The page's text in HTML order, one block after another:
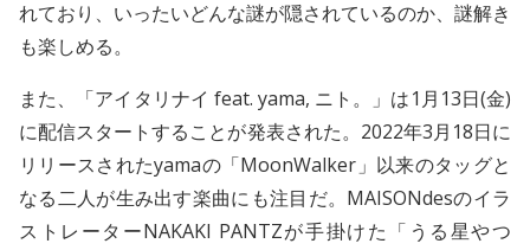
れており、いったいどんな謎が隠されているのか、謎解き
も楽しめる。
また、「アイタリナイ feat. yama, ニト。」は1月13日(金)
に配信スタートすることが発表された。2022年3月18日に
リリースされたyamaの「MoonWalker」以来のタッグと
なる二人が生み出す楽曲にも注目だ。MAISONdesのイラ
ストレーターNAKAKI PANTZが手掛けた「うる星やつ